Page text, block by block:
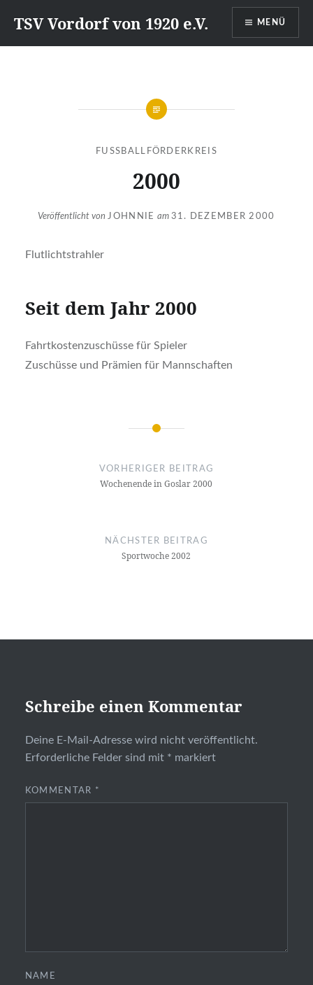
zumTSV Vordorf von 1920 e.V. MENÜ
FUSSBALLFÖRDERKREIS
2000
Veröffentlicht von JOHNNIE am 31. DEZEMBER 2000
Flutlichtstrahler
Seit dem Jahr 2000
Fahrtkostenzuschüsse für Spieler
Zuschüsse und Prämien für Mannschaften
Beitragsnavigation
VORHERIGER BEITRAG
Wochenende in Goslar 2000
NÄCHSTER BEITRAG
Sportwoche 2002
Schreibe einen Kommentar
Deine E-Mail-Adresse wird nicht veröffentlicht.
Erforderliche Felder sind mit * markiert
KOMMENTAR *
NAME